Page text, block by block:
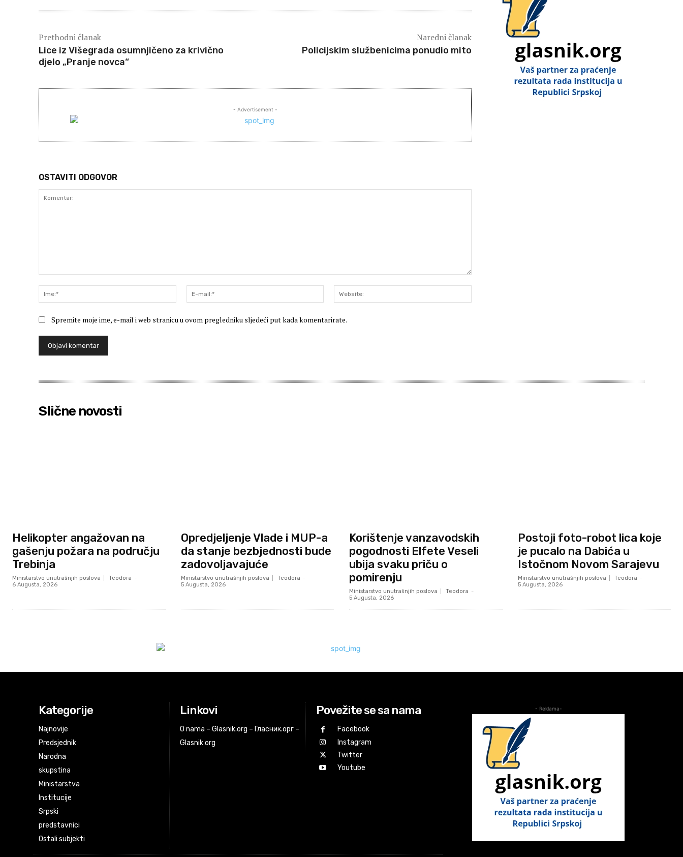
Prethodni članak
Lice iz Višegrada osumnjičeno za krivično
djelo „Pranje novca“
Naredni članak
Policijskim službenicima ponudio mito
- Advertisement -
OSTAVITI ODGOVOR
Ime:*
mail:*
Spremite moje ime, e-mail i web stranicu u ovom pregledniku sljedeći put kada komentarirate.
Slične novosti
Helikopter angažovan na
gašenju požara na području
Trebinja
Ministarstvo unutrašnjih poslova Teodora -
6 Augusta, 2026
Opredjeljenje Vlade i MUP-a
da stanje bezbjednosti bude
zadovoljavajuće
Ministarstvo unutrašnjih poslova Teodora -
5 Augusta, 2026
Korištenje vanzavodskih
pogodnosti Elfete Veseli
ubija svaku priču o
pomirenju
Ministarstvo unutrašnjih poslova Teodora -
5 Augusta, 2026
Postoji foto-robot lica koje
je pucalo na Dabića u
Istočnom Novom Sarajevu
Ministarstvo unutrašnjih poslova Teodora -
5 Augusta, 2026
Kategorije
Najnovije
Predsjednik
Narodna
skupstina
Ministarstva
Institucije
Srpski
predstavnici
Ostali subjekti
Linkovi
O nama – Glasnik.org – Гласник.орг –
Glasnik org
Povežite se sa nama
Facebook
Instagram
Twitter
Youtube
- Reklama-